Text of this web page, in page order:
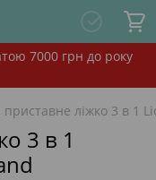
7000 грн до року
ліжко 3 в 1
3 в 1